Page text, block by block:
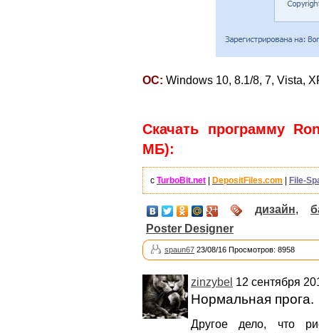
ОС: Windows 10, 8.1/8, 7, Vista,
Скачать программу
МБ):
с TurboBit.net DepositFiles.com File-
дизайн,
Poster Designer
spaun67 23/08/16 Просмотров: 8958
zinzybel 12 сентября
Нормальная прога.
Другое дело, что